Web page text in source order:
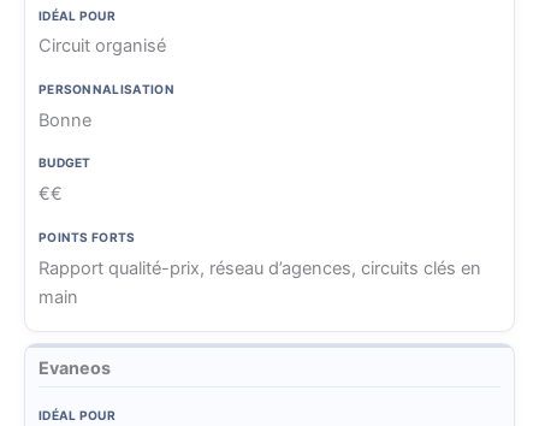
g
e
n
e
I
d
é
l
o
u
s
o
s
a
o
r
Circuit organisé
Bonne
€€
Rapport qualité-prix, réseau d’agences, circuits clés en
main
Evaneos